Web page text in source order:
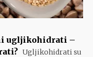
ugljikohidrati –
Ugljikohidrati su